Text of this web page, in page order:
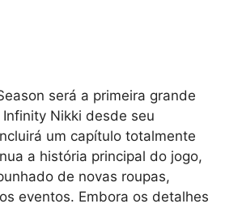
será a primeira grande
Nikki desde seu
um capítulo totalmente
a história principal do jogo,
de novas roupas,
eventos. Embora os detalhes